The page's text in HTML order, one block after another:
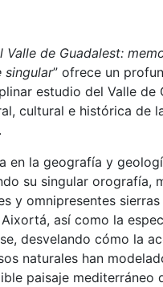
Valle de Guadalest:
singular” ofrece un
estudio del Valle de
cultural e histórica de
en la geografía y
su singular orografía,
y omnipresentes
así como la
desvelando cómo la
naturales han
paisaje mediterráneo